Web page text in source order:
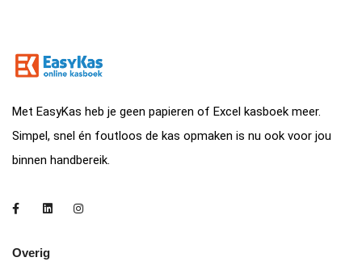
Met EasyKas heb je geen papieren of Excel kasboek meer.
Simpel, snel én foutloos de kas opmaken is nu ook voor jou
binnen handbereik.
Overig